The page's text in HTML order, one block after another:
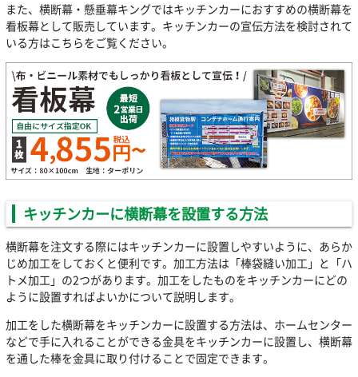
また、横断幕・懸垂幕キングではキッチンカーにおすすめの横断幕を
看板幕として販売しています。キッチンカーの宣伝方法を検討されて
いる方はこちらをご覧ください。
キッチンカーに横断幕を設置する方法
横断幕を注文する際にはキッチンカーに設置しやすいように、あらか
じめ加工をしておくと便利です。加工方法は「棒袋縫い加工」と「ハ
トメ加工」の2つがあります。加工をしたものをキッチンカーにどの
ように設置すればよいかについて説明します。
加工をした横断幕をキッチンカーに設置する方法は、ホームセンター
などで手に入れることができる金具をキッチンカーに設置し、横断幕
を通した棒を金具に取り付けることで固定できます。